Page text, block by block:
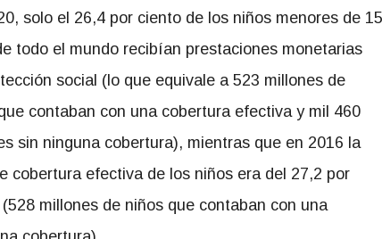
solo el 26,4 por ciento de los niños menores de 15
todo el mundo recibían prestaciones monetarias
social (lo que equivale a 523 millones de
contaban con una cobertura efectiva y mil 460
sin ninguna cobertura), mientras que en 2016 la
cobertura efectiva de los niños era del 27,2 por
millones de niños que contaban con una